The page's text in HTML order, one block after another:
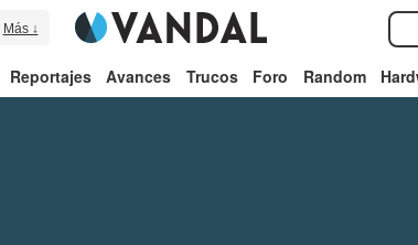
Más ↓
Reportajes Avances Trucos Foro Random